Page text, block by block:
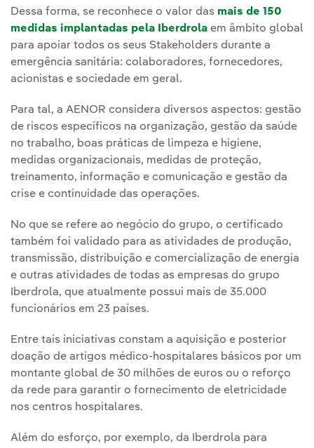
Dessa forma, se reconhece o valor das mais de 150
medidas implantadas pela Iberdrola em âmbito global
para apoiar todos os seus Stakeholders durante a
emergência sanitária: colaboradores, fornecedores,
acionistas e sociedade em geral.
Para tal, a AENOR considera diversos aspectos: gestão
de riscos específicos na organização, gestão da saúde
no trabalho, boas práticas de limpeza e higiene,
medidas organizacionais, medidas de proteção,
treinamento, informação e comunicação e gestão da
crise e continuidade das operações.
No que se refere ao negócio do grupo, o certificado
também foi validado para as atividades de produção,
transmissão, distribuição e comercialização de energia
e outras atividades de todas as empresas do grupo
Iberdrola, que atualmente possui mais de 35.000
funcionários em 23 países.
Entre tais iniciativas constam a aquisição e posterior
doação de artigos médico-hospitalares básicos por um
montante global de 30 milhões de euros ou o reforço
da rede para garantir o fornecimento de eletricidade
nos centros hospitalares.
Além do esforço, por exemplo, da Iberdrola para